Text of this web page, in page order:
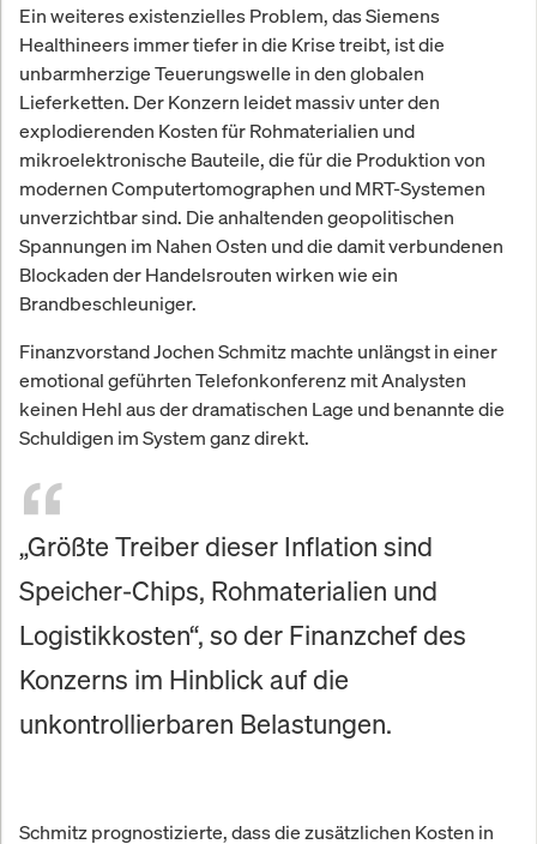
Ein weiteres existenzielles Problem, das Siemens
Healthineers immer tiefer in die Krise treibt, ist die
unbarmherzige Teuerungswelle in den globalen
Lieferketten. Der Konzern leidet massiv unter den
explodierenden Kosten für Rohmaterialien und
mikroelektronische Bauteile, die für die Produktion von
modernen Computertomographen und MRT-Systemen
unverzichtbar sind. Die anhaltenden geopolitischen
Spannungen im Nahen Osten und die damit verbundenen
Blockaden der Handelsrouten wirken wie ein
Brandbeschleuniger.
Finanzvorstand Jochen Schmitz machte unlängst in einer
emotional geführten Telefonkonferenz mit Analysten
keinen Hehl aus der dramatischen Lage und benannte die
Schuldigen im System ganz direkt.
„Größte Treiber dieser Inflation sind
Speicher-Chips, Rohmaterialien und
Logistikkosten“, so der Finanzchef des
Konzerns im Hinblick auf die
unkontrollierbaren Belastungen.
Schmitz prognostizierte, dass die zusätzlichen Kosten in